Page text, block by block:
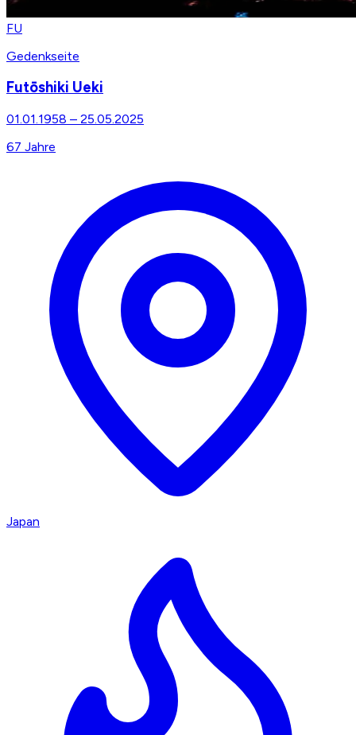
FU
Gedenkseite
Futōshiki Ueki
01.01.1958 – 25.05.2025
67 Jahre
Japan